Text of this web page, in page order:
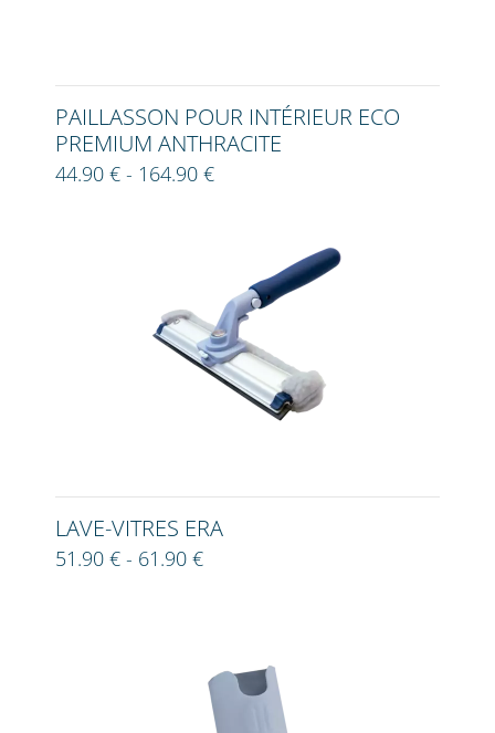
PAILLASSON POUR INTÉRIEUR ECO
PREMIUM ANTHRACITE
44.90 € - 164.90 €
LAVE-VITRES ERA
51.90 € - 61.90 €